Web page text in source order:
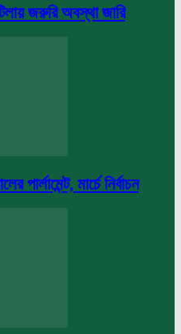
জরুরি অবস্থা জারি
পার্লামেন্ট, মার্চে নির্বাচন